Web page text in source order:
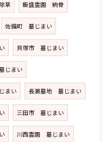
草 飯盛霊園 納骨
佐備町 墓じまい
貝塚市 墓じまい
じまい
まい 長瀬墓地 墓じまい
三田市 墓じまい
川西霊園 墓じまい